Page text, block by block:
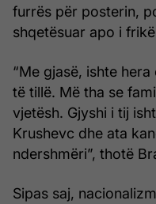
furrës për posterin,
shqetësuar apo i
“Me gjasë, ishte
të tillë. Më tha se
vjetësh. Gjyshi i tij
Krushevc dhe ata
ndershmëri”, thotë
Sipas saj,